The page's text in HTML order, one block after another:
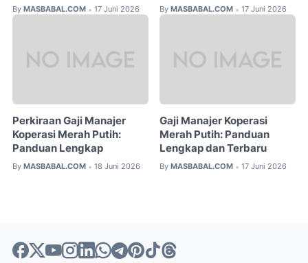
By MASBABAL.COM • 17 Juni 2026 By MASBABAL.COM • 17 Juni 2026
Perkiraan Gaji Manajer
Koperasi Merah Putih:
Panduan Lengkap
By MASBABAL.COM • 18 Juni 2026
Gaji Manajer Koperasi
Merah Putih: Panduan
Lengkap dan Terbaru
By MASBABAL.COM • 17 Juni 2026